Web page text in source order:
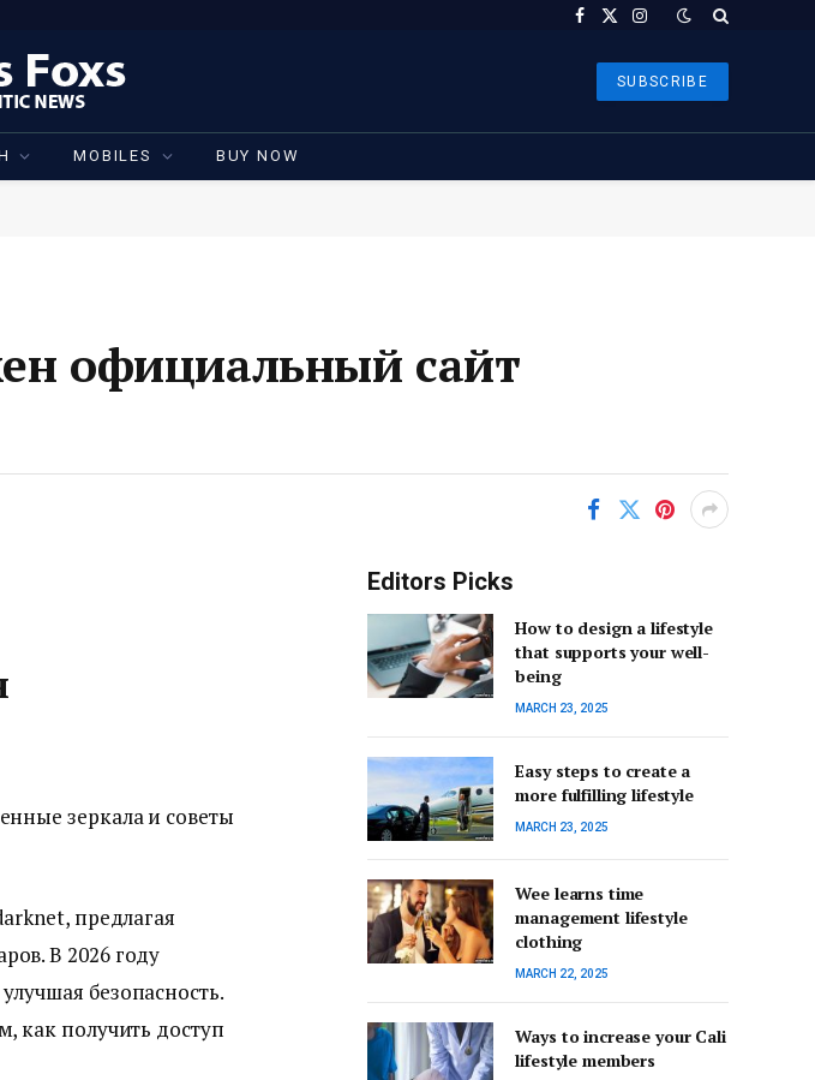
Facebook
X
Instagram
SUBSCRIBE
MOBILES BUY NOW
официальный сайт
зеркала и советы
предлагая
В 2026 году
безопасность.
как получить доступ
Editors Picks
How to design a lifestyle
that supports your well-
being
MARCH 23, 2025
Easy steps to create a
more fulfilling lifestyle
MARCH 23, 2025
Wee learns time
management lifestyle
clothing
MARCH 22, 2025
Ways to increase your Cali
lifestyle members